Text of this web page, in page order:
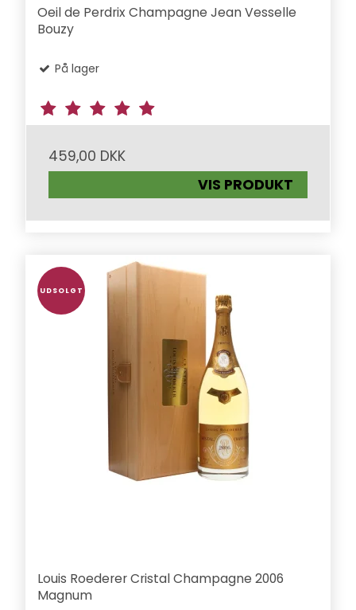
Oeil de Perdrix Champagne Jean Vesselle
Bouzy
På lager
459,00 DKK
VIS PRODUKT
UDSOLGT
Louis Roederer Cristal Champagne 2006
Magnum